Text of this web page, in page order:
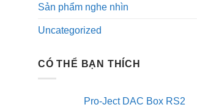
Sản phẩm nghe nhìn
Uncategorized
CÓ THỂ BẠN THÍCH
Pro-Ject DAC Box RS2